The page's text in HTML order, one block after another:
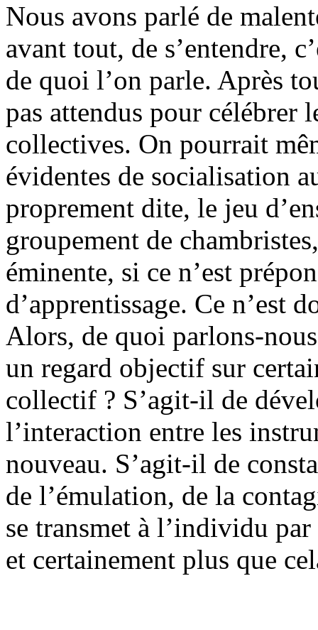
Nous avons parlé de
avant tout, de s’entendre,
de quoi l’on parle. Après
pas attendus pour célébrer
collectives. On pourrait
évidentes de socialisation
proprement dite, le jeu
groupement de
éminente, si ce n’est
d’apprentissage. Ce n’est
Alors, de quoi parlons-
un regard objectif sur
collectif ? S’agit-il de
l’interaction entre les
nouveau. S’agit-il de
de l’émulation, de la
se transmet à l’individu
et certainement plus que